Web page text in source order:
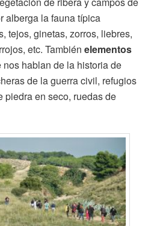
alberga la fauna típica
tejos, ginetas, zorros, liebres,
etc. Tambiénelementos
nos hablan de la historia de
de la guerra civil, refugios
piedra en seco, ruedas de